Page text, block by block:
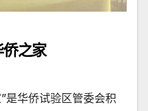
之家
是华侨试验区管委会积